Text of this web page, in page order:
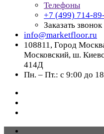
Телефоны
+7 (499) 714-
Заказать звонок
info@marketfloor.ru
108811, Город
Московский, ш.
414Д
Пн. – Пт.: с 9:00 до